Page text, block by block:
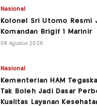
Nasional
Kolonel Sri Utomo Resmi
Komandan Brigif 1 Marinir
08 Agustus 2026
Nasional
Kementerian HAM
Tak Boleh Jadi Dasar
Kualitas Layanan